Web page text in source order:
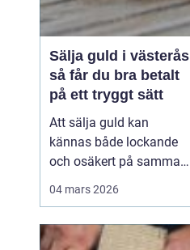
Sälja guld i västerås
så får du bra betalt
på ett tryggt sätt
Att sälja guld kan
kännas både lockande
och osäkert på samma
eller smycken från ett
04 mars 2026